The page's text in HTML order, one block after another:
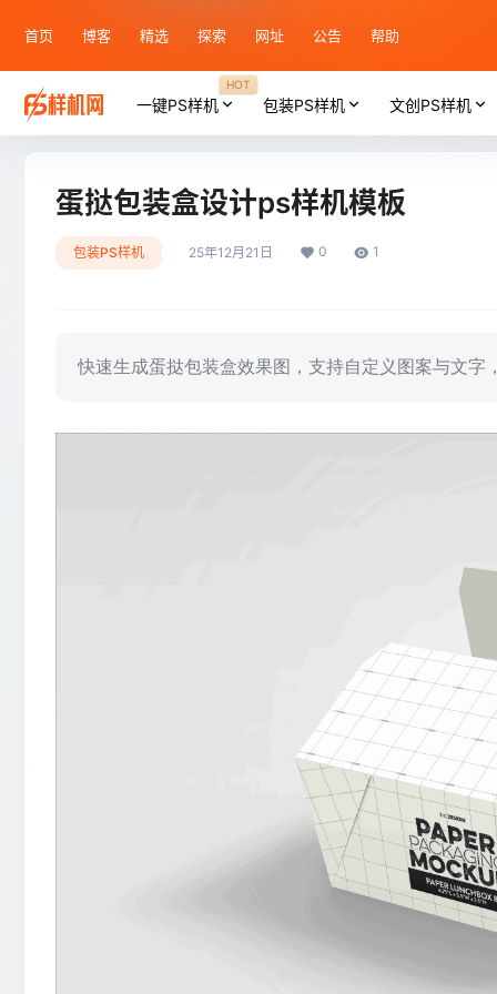
首页 博客 精选 探索 网址 公告 帮助
一键PS样机
HOT
包装PS样机 文创PS样机
蛋挞包装盒设计ps样机模板
包装PS样机 25年12月21日 0 1
快速生成蛋挞包装盒效果图，支持自定义图案与文字